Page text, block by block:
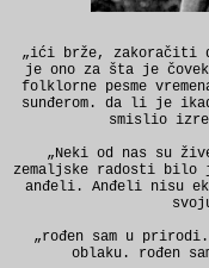
„ići brže,
je ono za šta je
folklorne pesme
sunđerom. da li je
smislio
„Neki od nas su
zemaljske radosti bilo
anđeli. Anđeli nisu
„rođen sam u
oblaku. rođen